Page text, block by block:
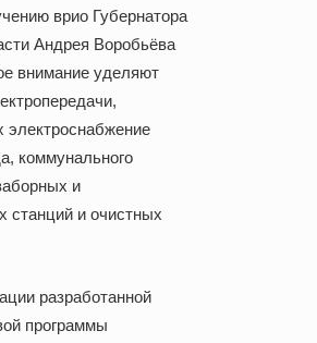
врио Губернатора
Андрея Воробьёва
внимание уделяют
коммунального
и
станций и очистных
разработанной
программы